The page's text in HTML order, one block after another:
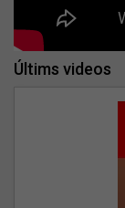
Últims videos